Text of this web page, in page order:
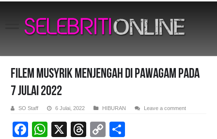
Filem Musyrik Menjengah Di Pawagam Pada
7 Julai 2022
SO Staff 6 Julai, 2022 HIBURAN Leave a comment
F
W
X
T
C